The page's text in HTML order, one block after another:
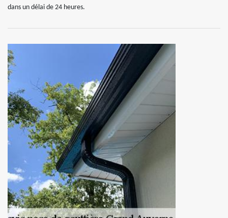
dans un délai de 24 heures.